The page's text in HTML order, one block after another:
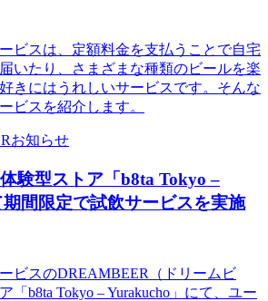
ビスは、定額料金を支払うことで自宅
いたり、さまざまな種類のビールを楽
きにはうれしいサービスです。そんな
ビスを紹介します。
お知らせ
験型ストア「b8ta Tokyo –
間限定で試飲サービスを実施
ビスのDREAMBEER（ドリームビ
「b8ta Tokyo – Yurakucho」にて、ユー